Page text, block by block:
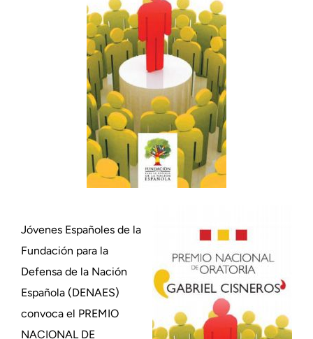
Jóvenes Españoles de la
Fundación para la
Defensa de la Nación
Española (DENAES)
convoca el PREMIO
NACIONAL DE